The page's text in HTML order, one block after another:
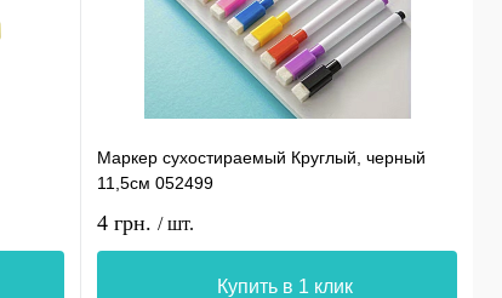
Маркер сухостираемый Круглый, черный
11,5см 052499
4 грн. / шт.
Купить в 1 клик